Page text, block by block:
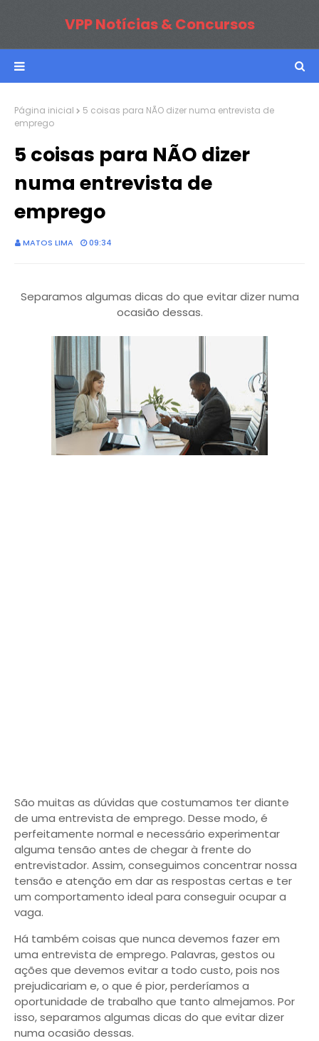
VPP Notícias & Concursos
Página inicial
5 coisas para NÃO dizer numa entrevista de
emprego
5 coisas para NÃO dizer
numa entrevista de
emprego
MATOS LIMA 09:34
Separamos algumas dicas do que evitar dizer numa
ocasião dessas.
São muitas as dúvidas que costumamos ter diante
de uma entrevista de emprego. Desse modo, é
perfeitamente normal e necessário experimentar
alguma tensão antes de chegar à frente do
entrevistador. Assim, conseguimos concentrar nossa
tensão e atenção em dar as respostas certas e ter
um comportamento ideal para conseguir ocupar a
vaga.
Há também coisas que nunca devemos fazer em
uma entrevista de emprego. Palavras, gestos ou
ações que devemos evitar a todo custo, pois nos
prejudicariam e, o que é pior, perderíamos a
oportunidade de trabalho que tanto almejamos. Por
isso, separamos algumas dicas do que evitar dizer
numa ocasião dessas.